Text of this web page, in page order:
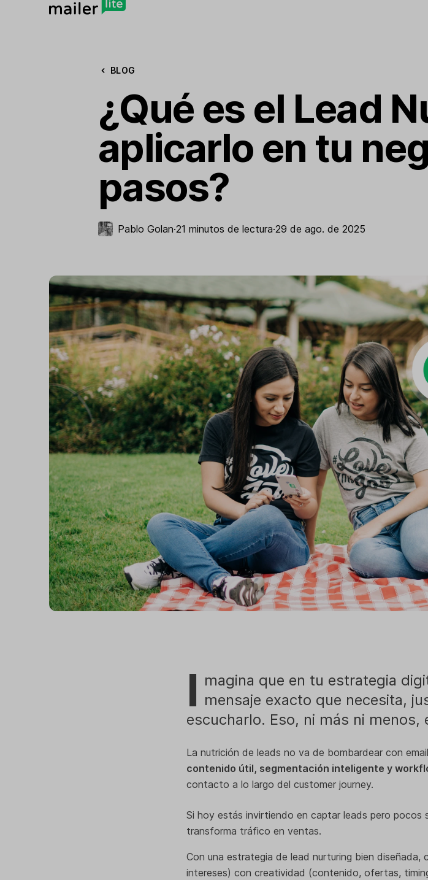
BLOG
¿Qué es el Lead
aplicarlo en tu
pasos?
Pablo Golan·21 minutos de lectura·29 de ago. de 2025
I magina que en tu estrategia
mensaje exacto que necesita,
escucharlo. Eso, ni más ni menos,
La nutrición de leads no va de bombardear con
contenido útil, segmentación inteligente y
contacto a lo largo del customer journey.
Si hoy estás invirtiendo en captar leads pero pocos
transforma tráfico en ventas.
Con una estrategia de lead nurturing bien
intereses) con creatividad (contenido, ofertas,